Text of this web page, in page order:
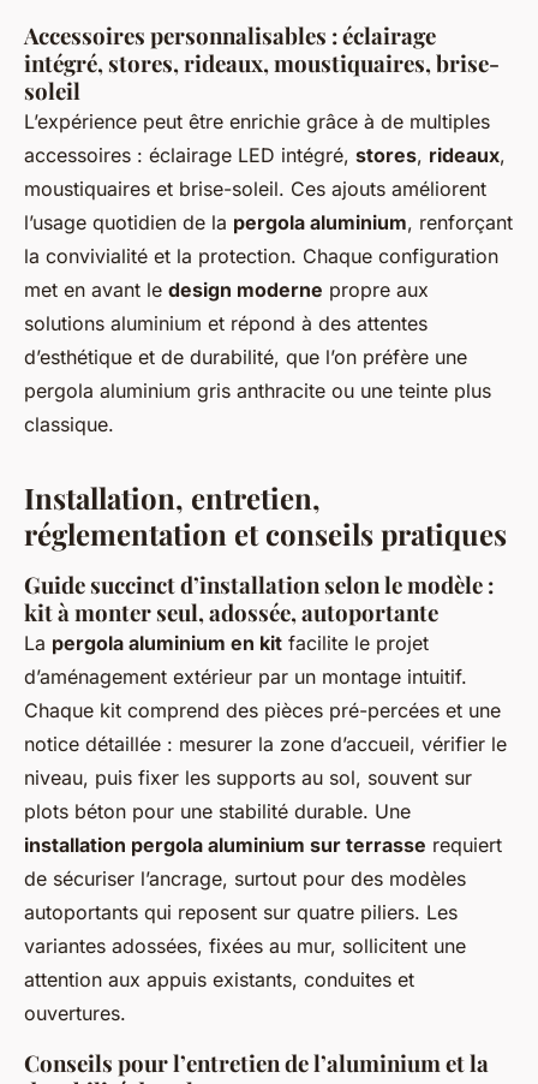
Accessoires personnalisables : éclairage
intégré, stores, rideaux, moustiquaires, brise-
soleil
L’expérience peut être enrichie grâce à de multiples
accessoires : éclairage LED intégré, stores, rideaux,
moustiquaires et brise-soleil. Ces ajouts améliorent
l’usage quotidien de la pergola aluminium, renforçant
la convivialité et la protection. Chaque configuration
met en avant le design moderne propre aux
solutions aluminium et répond à des attentes
d’esthétique et de durabilité, que l’on préfère une
pergola aluminium gris anthracite ou une teinte plus
classique.
Installation, entretien,
réglementation et conseils pratiques
Guide succinct d’installation selon le modèle :
kit à monter seul, adossée, autoportante
La pergola aluminium en kit facilite le projet
d’aménagement extérieur par un montage intuitif.
Chaque kit comprend des pièces pré-percées et une
notice détaillée : mesurer la zone d’accueil, vérifier le
niveau, puis fixer les supports au sol, souvent sur
plots béton pour une stabilité durable. Une
installation pergola aluminium sur terrasse requiert
de sécuriser l’ancrage, surtout pour des modèles
autoportants qui reposent sur quatre piliers. Les
variantes adossées, fixées au mur, sollicitent une
attention aux appuis existants, conduites et
ouvertures.
Conseils pour l’entretien de l’aluminium et la